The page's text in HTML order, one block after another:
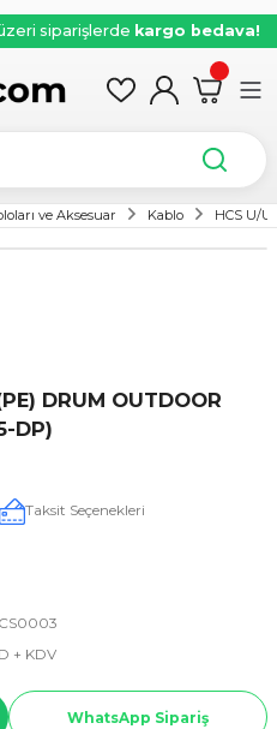
siparişlerde kargo bedava!
ve Aksesuar Kablo HCS U/
DRUM OUTDOOR
DP)
Taksit Seçenekleri
+ KDV
WhatsApp Sipariş